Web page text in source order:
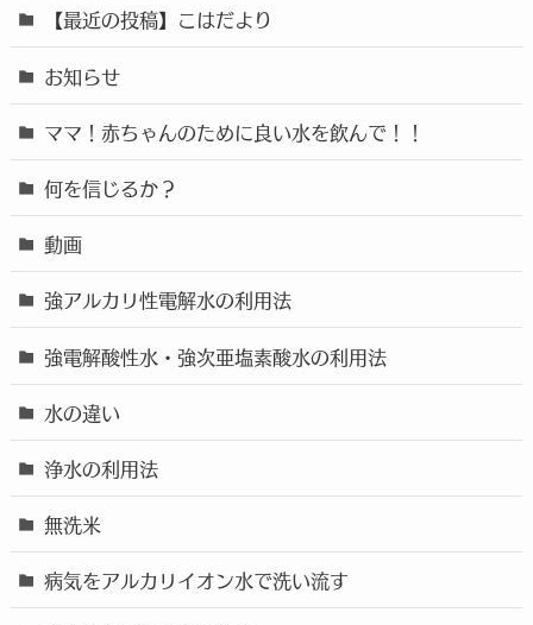
【最近の投稿】こはだより
お知らせ
ママ！赤ちゃんのために良い水を飲んで！！
何を信じるか？
動画
強アルカリ性電解水の利用法
強電解酸性水・強次亜塩素酸水の利用法
水の違い
浄水の利用法
無洗米
病気をアルカリイオン水で洗い流す